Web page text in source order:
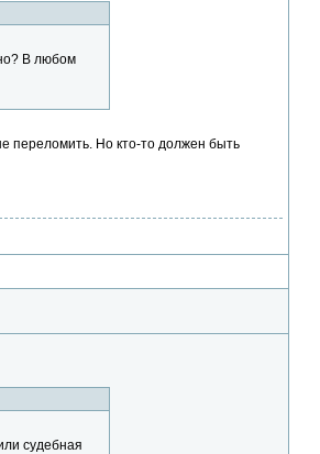
В любом
переломить. Но кто-то должен быть
судебная